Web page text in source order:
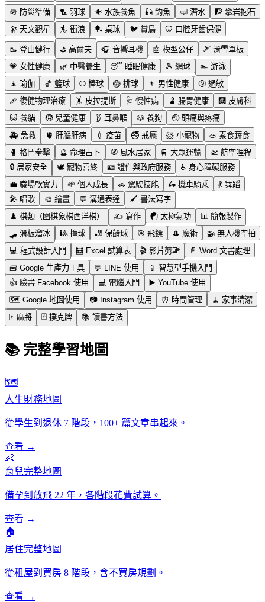
🪖 防災準備 🏸 羽球 🐠 水族養魚 🎣 釣魚 🤿 潛水 🧗 攀岩抱石
🔭 天文觀星 🏄 衝浪 🏓 桌球 🐦 賞鳥 🦷 口腔牙齒保健
🥾 登山健行 ⛳ 高爾夫 🎧 音響耳機 🤖 模型公仔 🎿 滑雪單板
💗 女性健康 🌿 中醫養生 😴 睡眠健康 🎾 網球 🏊 游泳
🧘 瑜伽 🏀 籃球 ⚾ 棒球 🏐 排球 👨 男性健康 🤧 過敏
🩹 復健物理治療 🤸 皮拉提斯 🩺 慢性病 🫃 腸胃健康 🩻 皮膚科
🐱 養貓 🧒 兒童健康 👂 耳鼻喉 🐶 養狗 🤕 頭痛與疼痛
🚑 急救 🫀 肝膽肝病 💉 疫苗 🚭 戒癮 🐹 小寵物 🥗 素食蔬食
🥊 格鬥拳擊 🔮 命理占卜 🧭 風水居家 🚆 大眾運輸 🛫 航空哩程
🔒 居家安全 🕊️ 寵物善終 🪪 證件與政府服務 ♿ 身心障礙服務
💼 職場軟實力 🌱 個人成長 🚗 駕駛技能 🛵 機車騎乘 💃 舞蹈
🎤 唱歌 🎨 繪畫 💬 溝通表達 🖌️ 書法寫字
♟️ 棋類（圍棋象棋西洋棋） ✍️ 寫作 ☯️ 太極氣功 📊 簡報製作
🛹 滑板溜冰 🎱 撞球 🎳 保齡球 🎯 飛鏢 🎩 魔術 🚁 無人機空拍
💻 程式設計入門 🧮 Excel 試算表 🎬 影片剪輯 📄 Word 文書處理
🧰 Google 生產力工具 💬 LINE 使用 📱 智慧型手機入門
👍 臉書 Facebook 使用 💻 電腦入門 ▶️ YouTube 使用
🗺️ Google 地圖使用 📷 Instagram 使用 ⏰ 時間管理 🧹 家事清潔
🀄 麻將 🃏 撲克牌 📚 讀書方法
📚 完整學習地圖
🗺️
人生財務地圖
從學生到退休 7 階段，100+ 篇文章串起來。
查看 →
👶
育兒完整地圖
備孕到放飛 22 年，各階段花費試算。
查看 →
🏠
居住完整地圖
從租屋到買房 8 階段，含不買房規劃。
查看 →